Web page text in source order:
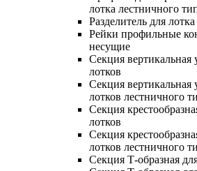
лотка лестничного
Разделитель для лотка
Рейки профильные
несущие
Секция вертикальная
лотков
Секция вертикальная
лотков лестничного
Секция
лотков
Секция
лотков лестничного
Секция Т-образная